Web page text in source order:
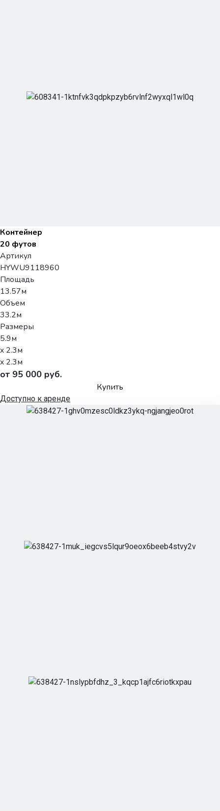
Контейнер
20 футов
Артикул
HYWU9118960
Площадь
13.57м
Объем
33.2м
Размеры
5.9м
x 2.3м
x 2.3м
от 95 000 руб.
Купить
Доступно к аренде